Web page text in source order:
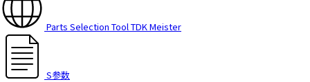
Parts Selection Tool TDK Meister
S参数